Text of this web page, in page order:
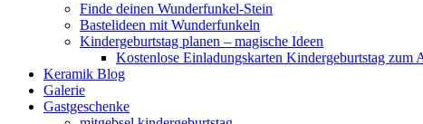
Finde deinen Wunderfunkel-Stein
Bastelideen mit Wunderfunkeln
Kindergeburtstag planen – magische Ideen
Kostenlose Einladungskarten Kindergeburtstag zum
Keramik Blog
Galerie
Gastgeschenke